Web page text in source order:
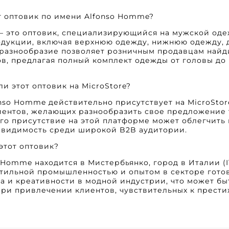
оптовик по имени Alfonso Homme?
это оптовик, специализирующийся на мужской
включая верхнюю одежду, нижнюю одежду,
позволяет розничным продавцам
предлагая полный комплект одежды от головы
этот оптовик на MicroStore?
Homme действительно присутствует на
желающих разнообразить свое
присутствие на этой платформе может
среди широкой B2B аудитории.
оптовик?
находится в Мистербьянко, город в Италии
промышленностью и опытом в секторе
и креативности в модной индустрии, что может
привлечении клиентов, чувствительных к